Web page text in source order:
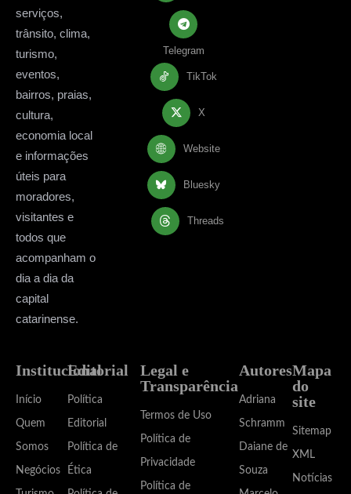
serviços,
trânsito, clima,
turismo,
eventos,
bairros, praias,
cultura,
economia local
e informações
úteis para
moradores,
visitantes e
todos que
acompanham o
dia a dia da
capital
catarinense.
Telegram
TikTok
X
Website
Bluesky
Threads
Institucional
Início
Quem
Somos
Negócios
Editorial
Política
Editorial
Política de
Ética
Legal e
Transparência
Termos de Uso
Política de
Privacidade
Política de
Autores
Adriana
Schramm
Daiane de
Souza
Mapa
do
site
Sitemap
XML
Notícias